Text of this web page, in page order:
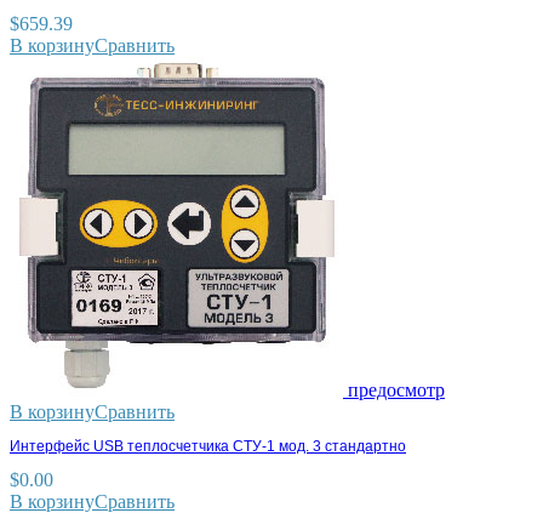
$659.39
В корзинуСравнить
предосмотр
В корзинуСравнить
Интерфейс USB теплосчетчика СТУ-1 мод. 3 стандартно
$0.00
В корзинуСравнить